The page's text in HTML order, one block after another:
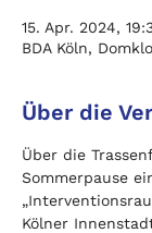
15. Apr. 2024,
BDA Köln,
Über die
Über die
Sommerpause
Kölner